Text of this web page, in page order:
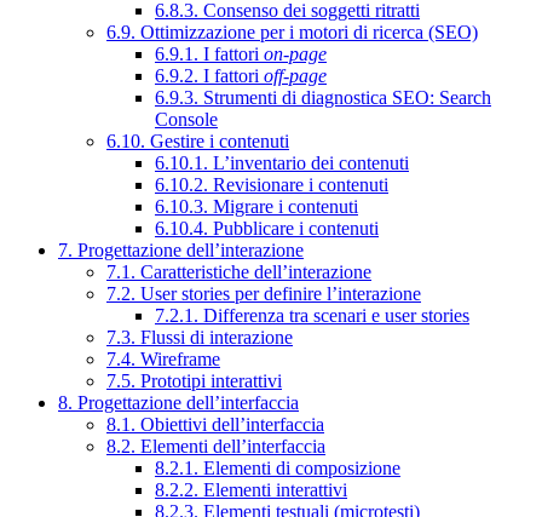
6.8.3. Consenso dei soggetti ritratti
6.9. Ottimizzazione per i motori di ricerca (SEO)
6.9.1. I fattori on-page
6.9.2. I fattori off-page
6.9.3. Strumenti di diagnostica SEO: Search
Console
6.10. Gestire i contenuti
6.10.1. L’inventario dei contenuti
6.10.2. Revisionare i contenuti
6.10.3. Migrare i contenuti
6.10.4. Pubblicare i contenuti
7. Progettazione dell’interazione
7.1. Caratteristiche dell’interazione
7.2. User stories per definire l’interazione
7.2.1. Differenza tra scenari e user stories
7.3. Flussi di interazione
7.4. Wireframe
7.5. Prototipi interattivi
8. Progettazione dell’interfaccia
8.1. Obiettivi dell’interfaccia
8.2. Elementi dell’interfaccia
8.2.1. Elementi di composizione
8.2.2. Elementi interattivi
8.2.3. Elementi testuali (microtesti)